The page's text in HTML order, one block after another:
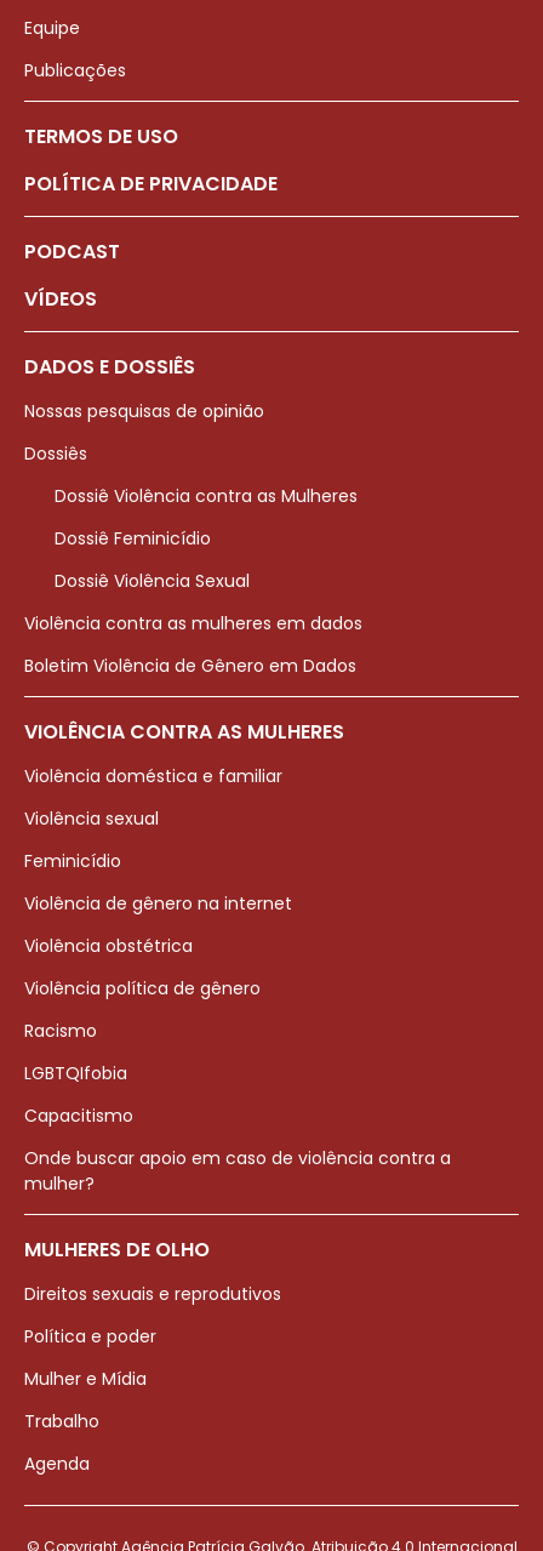
Equipe
Publicações
TERMOS DE USO
POLÍTICA DE PRIVACIDADE
PODCAST
VÍDEOS
DADOS E DOSSIÊS
Nossas pesquisas de opinião
Dossiês
Dossiê Violência contra as Mulheres
Dossiê Feminicídio
Dossiê Violência Sexual
Violência contra as mulheres em dados
Boletim Violência de Gênero em Dados
VIOLÊNCIA CONTRA AS MULHERES
Violência doméstica e familiar
Violência sexual
Feminicídio
Violência de gênero na internet
Violência obstétrica
Violência política de gênero
Racismo
LGBTQIfobia
Capacitismo
Onde buscar apoio em caso de violência contra a
mulher?
MULHERES DE OLHO
Direitos sexuais e reprodutivos
Política e poder
Mulher e Mídia
Trabalho
Agenda